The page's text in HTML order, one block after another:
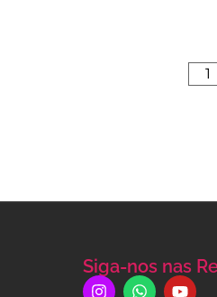
Siga-nos nas